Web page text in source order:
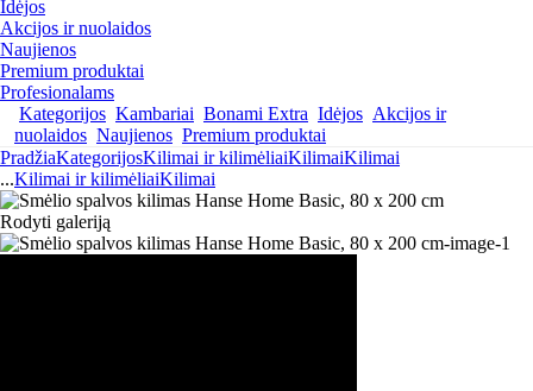
Idėjos
Akcijos ir nuolaidos
Naujienos
Premium produktai
Profesionalams
Kategorijos Kambariai Bonami Extra Idėjos Akcijos ir
nuolaidos Naujienos Premium produktai
PradžiaKategorijosKilimai ir kilimėliaiKilimaiKilimai
...Kilimai ir kilimėliaiKilimai
Rodyti galeriją